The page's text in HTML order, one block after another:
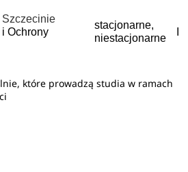
Szczecinie
i Ochrony
stacjonarne,
niestacjonarne
które prowadzą studia w ramach